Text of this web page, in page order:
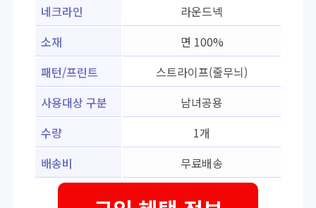
네크라인
라운드넥
소재
면 100%
패턴/프린트
스트라이프(줄무늬)
사용대상 구분
남녀공용
수량
1개
배송비
무료배송